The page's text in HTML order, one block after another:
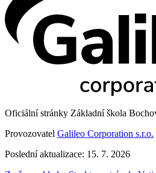
Oficiální stránky Základní škola
Provozovatel Galileo Corporation s.r.o.
Poslední aktualizace: 15. 7. 2026